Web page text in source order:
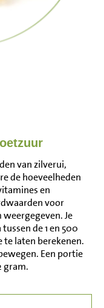
van zilverui,
de hoeveelheden
en
voor
Je
de 1 en 500
te laten berekenen.
Een portie
gram.